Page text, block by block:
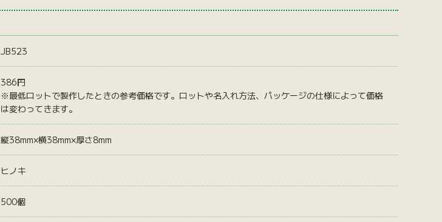
JB523
386円
※最低ロットで製作したときの参考価格です。ロットや名入れ方法、パッケージの仕様によって価格
は変わってきます。
縦38mm×横38mm×厚さ8mm
ヒノキ
500個